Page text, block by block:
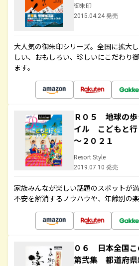
御朱印
2015.04.24 発売
大人気の御朱印シリーズ。全国に拡大
しい、おもしろい、珍しいにこだわり
ます。
Ｒ０５ 地球の
イル こどもと
～２０２１
Resort Style
2019.07.10 発売
家族みんなが楽しい話題のスポットが
不安を解消するノウハウや、年齢別の
０６ 日本全国
第弐集 都道府県